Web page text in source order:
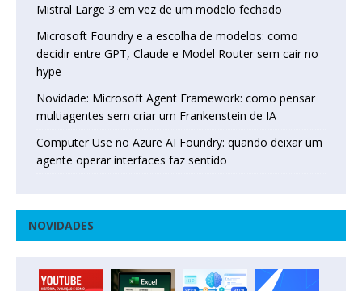
Mistral Large 3 em vez de um modelo fechado
Microsoft Foundry e a escolha de modelos: como
decidir entre GPT, Claude e Model Router sem cair no
hype
Novidade: Microsoft Agent Framework: como pensar
multiagentes sem criar um Frankenstein de IA
Computer Use no Azure AI Foundry: quando deixar um
agente operar interfaces faz sentido
NOVIDADES